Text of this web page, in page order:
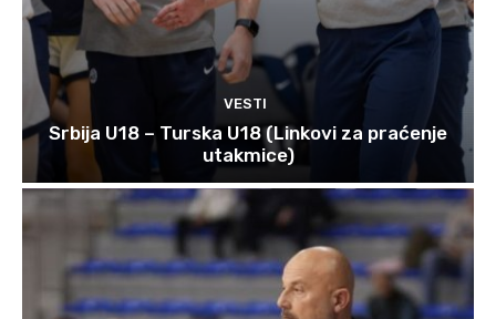
VESTI
Srbija U18 – Turska U18 (Linkovi za praćenje
utakmice)